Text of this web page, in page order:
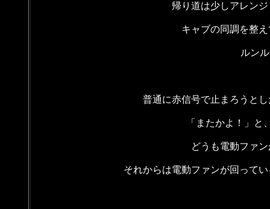
帰り道は少しアレン
キャブの同調を整
ルン
普通に赤信号で止まろうと
「またかよ！」
どうも電動ファ
それからは電動ファンが回って